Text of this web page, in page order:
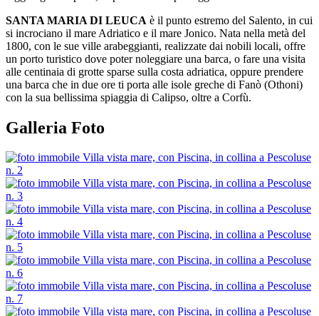
SANTA MARIA DI LEUCA è il punto estremo del Salento, in cui
si incrociano il mare Adriatico e il mare Jonico. Nata nella metà del
1800, con le sue ville arabeggianti, realizzate dai nobili locali, offre
un porto turistico dove poter noleggiare una barca, o fare una visita
alle centinaia di grotte sparse sulla costa adriatica, oppure prendere
una barca che in due ore ti porta alle isole greche di Fanò (Othoni)
con la sua bellissima spiaggia di Calipso, oltre a Corfù.
Galleria Foto